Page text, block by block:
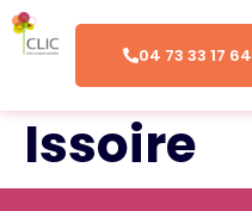
04 73 33 17 64
Issoire